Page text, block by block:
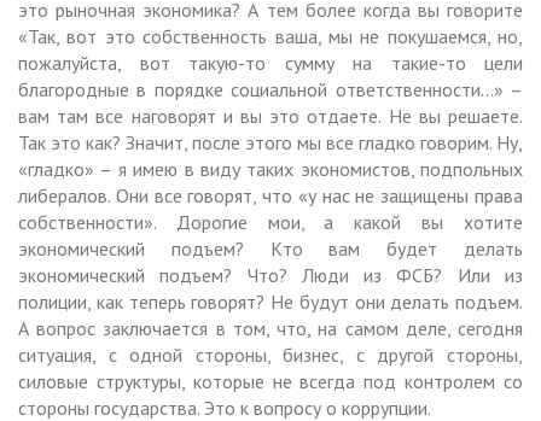
это рыночная экономика? А тем более когда вы говорите
«Так, вот это собственность ваша, мы не покушаемся, но,
пожалуйста, вот такую-то сумму на такие-то цели
благородные в порядке социальной ответственности…» –
вам там все наговорят и вы это отдаете. Не вы решаете.
Так это как? Значит, после этого мы все гладко говорим. Ну,
«гладко» – я имею в виду таких экономистов, подпольных
либералов. Они все говорят, что «у нас не защищены права
собственности». Дорогие мои, а какой вы хотите
экономический подъем? Кто вам будет делать
экономический подъем? Что? Люди из ФСБ? Или из
полиции, как теперь говорят? Не будут они делать подъем.
А вопрос заключается в том, что, на самом деле, сегодня
ситуация, с одной стороны, бизнес, с другой стороны,
силовые структуры, которые не всегда под контролем со
стороны государства. Это к вопросу о коррупции.